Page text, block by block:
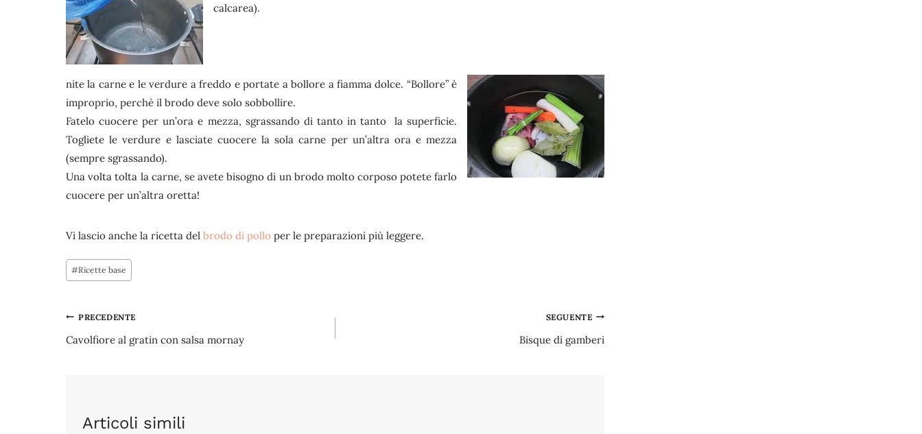
calcarea).
nite la carne e le verdure a freddo e portate a bollore a fiamma dolce. “Bollore” è
improprio, perchè il brodo deve solo sobbollire.
Fatelo cuocere per un’ora e mezza, sgrassando di tanto in tanto la superficie.
Togliete le verdure e lasciate cuocere la sola carne per un’altra ora e mezza
(sempre sgrassando).
Una volta tolta la carne, se avete bisogno di un brodo molto corposo potete farlo
cuocere per un’altra oretta!
Vi lascio anche la ricetta del brodo di pollo per le preparazioni più leggere.
Tag
articolo:
#Ricette base
Navigazione
articoli
PRECEDENTE
Cavolfiore al gratin con salsa mornay
SEGUENTE
Bisque di gamberi
Articoli simili